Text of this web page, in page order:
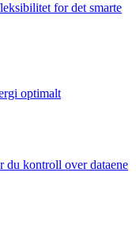
for det smarte
optimalt
du kontroll over dataene